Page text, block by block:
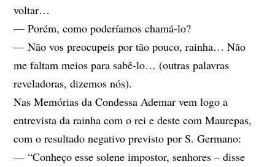
voltar…
— Porém, como poderíamos chamá-lo?
— Não vos preocupeis por tão pouco, rainha… Não
me faltam meios para sabê-lo… (outras palavras
reveladoras, dizemos nós).
Nas Memórias da Condessa Ademar vem logo a
entrevista da rainha com o rei e deste com Maurepas,
com o resultado negativo previsto por S. Germano:
— “Conheço esse solene impostor, senhores – disse